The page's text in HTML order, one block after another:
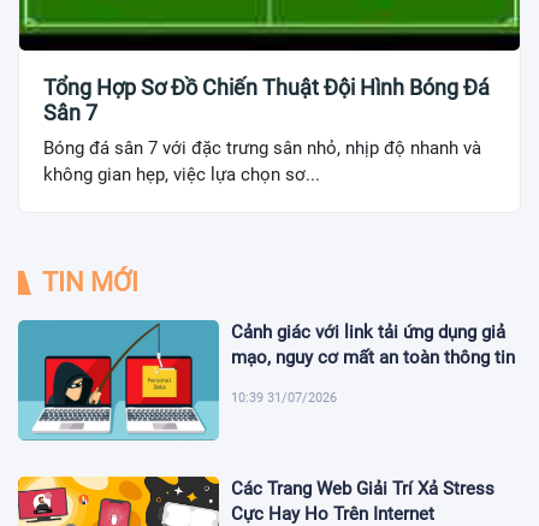
Tổng Hợp Sơ Đồ Chiến Thuật Đội Hình Bóng Đá
Sân 7
Bóng đá sân 7 với đặc trưng sân nhỏ, nhịp độ nhanh và
không gian hẹp, việc lựa chọn sơ...
TIN MỚI
Cảnh giác với link tải ứng dụng giả
mạo, nguy cơ mất an toàn thông tin
10:39 31/07/2026
Các Trang Web Giải Trí Xả Stress
Cực Hay Ho Trên Internet